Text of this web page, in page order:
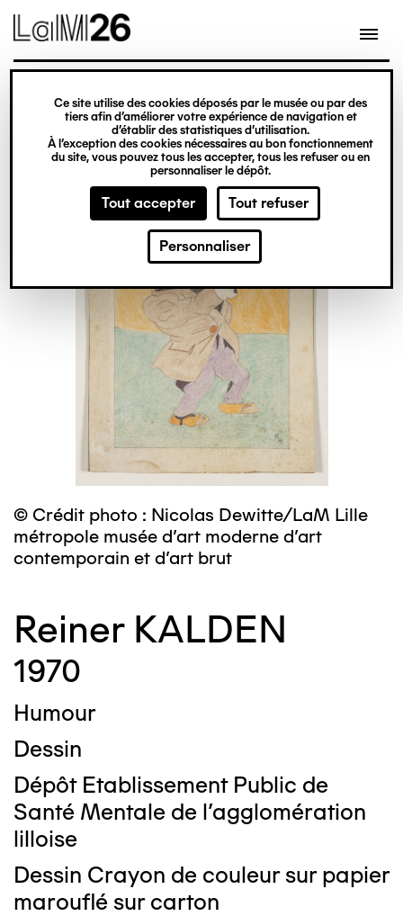
Gestion des cookies
Ce site utilise des cookies déposés par le musée ou par des
tiers afin d’améliorer votre expérience de navigation et
d’établir des statistiques d’utilisation.
À l’exception des cookies nécessaires au bon fonctionnement
du site, vous pouvez tous les accepter, tous les refuser ou en
personnaliser le dépôt.
Tout accepter Tout refuser
Personnaliser
contenu
© Crédit photo : Nicolas Dewitte/LaM Lille
métropole musée d’art moderne d’art
contemporain et d’art brut
Reiner KALDEN
1970
Humour
Dessin
Dépôt Etablissement Public de
Santé Mentale de l'agglomération
lilloise
Dessin Crayon de couleur sur papier
marouflé sur carton